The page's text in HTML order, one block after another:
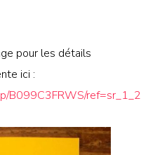
pour les détails
ici :
B099C3FRWS/